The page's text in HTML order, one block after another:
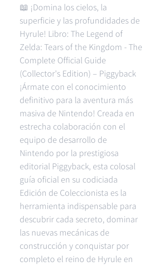
📖 ¡Domina los cielos, la
superficie y las profundidades de
Hyrule! Libro: The Legend of
Zelda: Tears of the Kingdom - The
Complete Official Guide
(Collector's Edition) – Piggyback
¡Ármate con el conocimiento
definitivo para la aventura más
masiva de Nintendo! Creada en
estrecha colaboración con el
equipo de desarrollo de
Nintendo por la prestigiosa
editorial Piggyback, esta colosal
guía oficial en su codiciada
Edición de Coleccionista es la
herramienta indispensable para
descubrir cada secreto, dominar
las nuevas mecánicas de
construcción y conquistar por
completo el reino de Hyrule en